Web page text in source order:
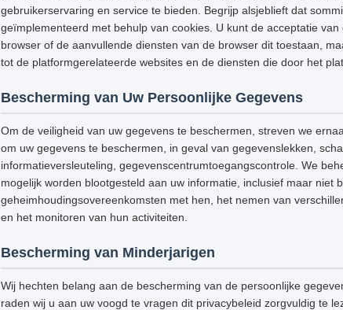
gebruikerservaring en service te bieden. Begrijp alsjeblieft dat
geïmplementeerd met behulp van cookies. U kunt de acceptatie
browser of de aanvullende diensten van de browser dit toestaan,
tot de platformgerelateerde websites en de diensten die door het
Bescherming van Uw Persoonlijke Gegevens
Om de veiligheid van uw gegevens te beschermen, streven we
om uw gegevens te beschermen, in geval van gegevenslekken,
informatieversleuteling, gegevenscentrumtoegangscontrole. We
mogelijk worden blootgesteld aan uw informatie, inclusief maar niet
geheimhoudingsovereenkomsten met hen, het nemen van
en het monitoren van hun activiteiten.
Bescherming van Minderjarigen
Wij hechten belang aan de bescherming van de persoonlijke
raden wij u aan uw voogd te vragen dit privacybeleid zorgvuldig te